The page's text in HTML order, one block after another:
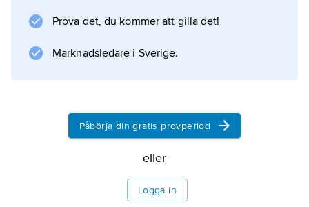
släkten och arter – en konservativ attityd i
förhållande till samtidens mer framgångsrika
Information om artikeln
Prova det, du kommer att gilla det!
Marknadsledare i Sverige.
Påbörja din gratis provperiod
eller
Logga in